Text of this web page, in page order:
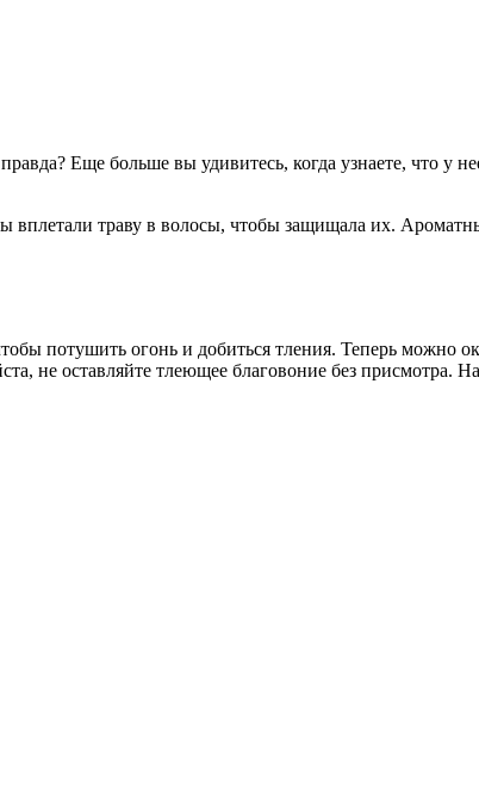
Еще больше вы удивитесь, когда узнаете, что у
вплетали траву в волосы, чтобы защищала их.
потушить огонь и добиться тления. Теперь можно
не оставляйте тлеющее благовоние без присмотра.